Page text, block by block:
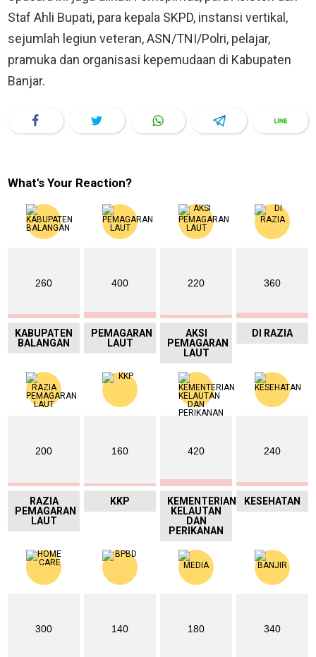
Staf Ahli Bupati, para kepala SKPD, instansi vertikal,
sejumlah legiun veteran, ASN/TNI/Polri, pelajar,
pramuka dan organisasi kepemudaan di Kabupaten
Banjar.
What's Your Reaction?
260
KABUPATEN
BALANGAN
400
PEMAGARAN
LAUT
220
AKSI
PEMAGARAN
LAUT
360
DI RAZIA
200
RAZIA
PEMAGARAN
LAUT
160
KKP
420
KEMENTERIAN
KELAUTAN
DAN
PERIKANAN
240
KESEHATAN
300 140 180 340